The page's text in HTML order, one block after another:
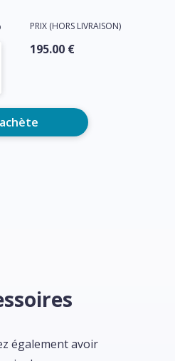
PRIX (HORS LIVRAISON)
195.00 €
également avoir